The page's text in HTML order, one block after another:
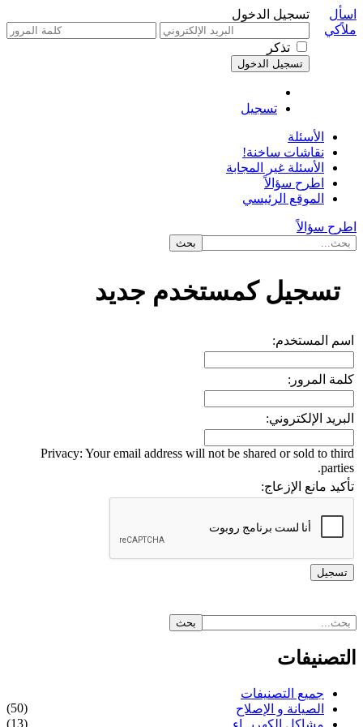
تسجيل الدخول
تذكر
تسجيل
اسأل
ملاًكي
الأسئلة
نقاشات ساخنة!
الأسئلة غير المجابة
اطرح سؤالاً
الموقع الرئيسي
اطرح سؤالاً
تسجيل كمستخدم جديد
اسم المستخدم:
كلمة المرور:
البريد الإلكتروني:
Privacy: Your email address will not be shared or sold to third
parties.
تأكيد مانع الإزعاج:
التصنيفات
جميع التصنيفات
الصيانة و الإصلاح
(50)
(13)